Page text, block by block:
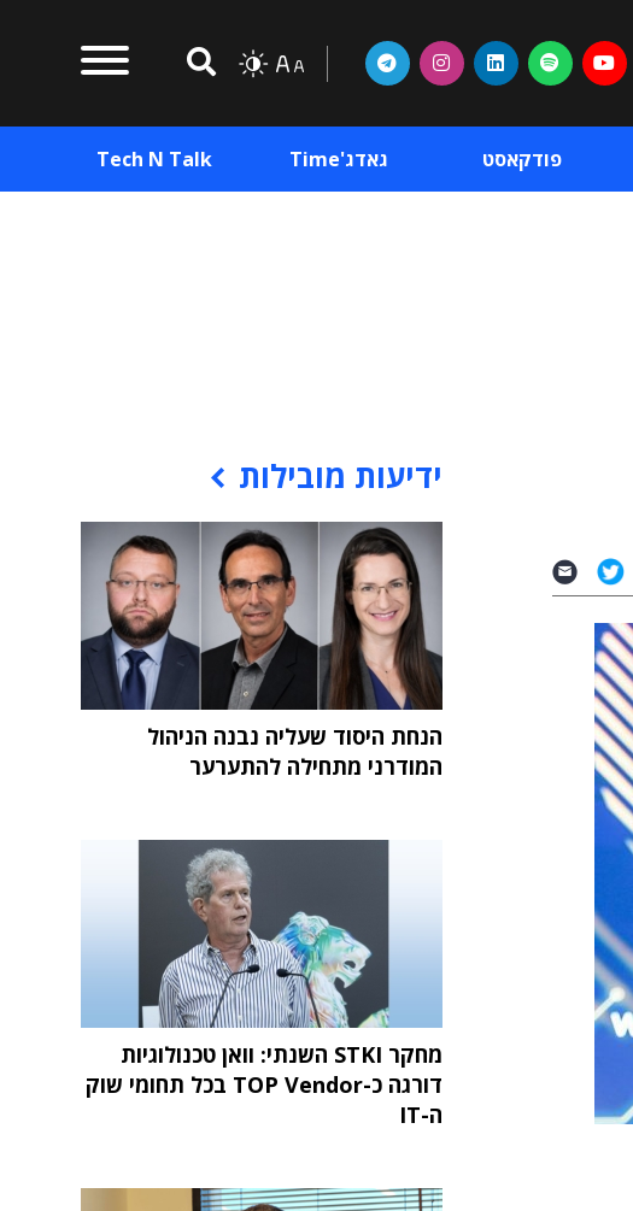
פודקאסט גאדג'Time Tech N Talk
ידיעות מובילות
הנחת היסוד שעליה נבנה הניהול
המודרני מתחילה להתערער
מחקר STKI השנתי: וואן טכנולוגיות
דורגה כ-TOP Vendor בכל תחומי שוק
ה-IT